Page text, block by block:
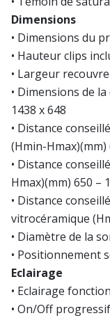
Dimensions
• Dimensions du
• Hauteur clips
• Largeur
• Dimensions de
1438 x 648
• Distance
(Hmin-Hmax)(mm)
• Distance
Hmax)(mm) 650 –
• Distance
vitrocéramique
• Diamètre de la
• Positionnement
Eclairage
• Eclairage
• On/Off